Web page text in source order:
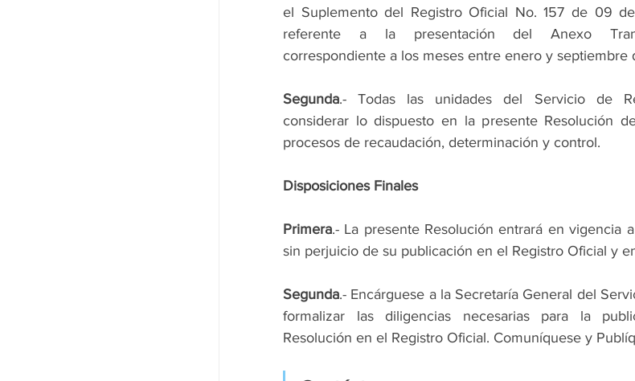
el Suplemento del Registro Oficial No. 157 de 09
referente a la presentación del Anexo
correspondiente a los meses entre enero y septiembre
Segunda.- Todas las unidades del Servicio de
considerar lo dispuesto en la presente Resolución
procesos de recaudación, determinación y control.
Disposiciones Finales
Primera.- La presente Resolución entrará en vigencia
sin perjuicio de su publicación en el Registro Oficial y
Segunda.- Encárguese a la Secretaría General del
formalizar las diligencias necesarias para la
Resolución en el Registro Oficial. Comuníquese y